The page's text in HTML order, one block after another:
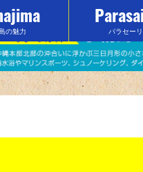
の魅力 パラセー